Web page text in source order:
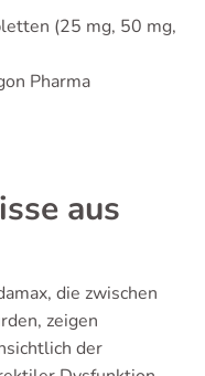
(25 mg, 50 mg,
Pharma
aus
die zwischen
zeigen
der